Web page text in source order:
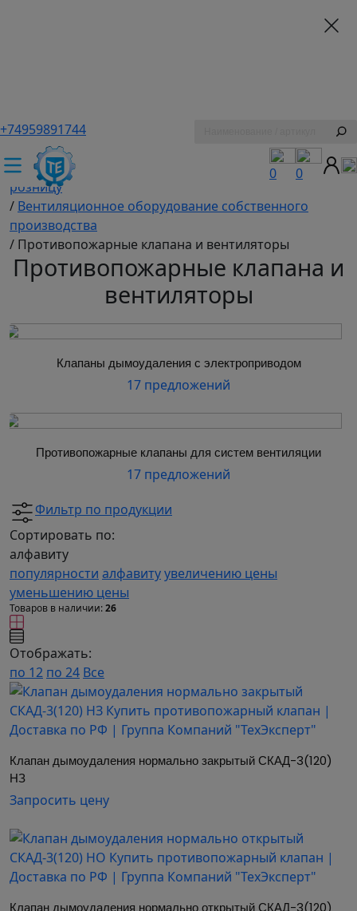
+74959891744
0 0
ТЕХЭКСПЕРТ российский производитель частотные
преобразователи, насосы, и вентиляция
/Промышленное оборудование купить оптом и в
розницу
/ Вентиляционное оборудование собственного
производства
/ Противопожарные клапана и вентиляторы
Противопожарные клапана и
вентиляторы
Клапаны дымоудаления с электроприводом
17 предложений
Противопожарные клапаны для систем вентиляции
17 предложений
Фильтр по продукции
Сортировать по:
алфавиту
популярности алфавитуувеличению цены
уменьшению цены
Товаров в наличии:26
Отображать:
по 12 по 24 Все
Клапан дымоудаления нормально закрытый СКАД-3(120)
НЗ
Запросить цену
Клапан дымоудаления нормально открытый СКАД-3(120)